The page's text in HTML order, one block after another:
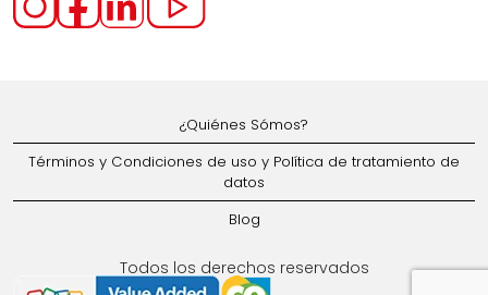
¿Quiénes Sómos?
Términos y Condiciones de uso y Política de tratamiento de
datos
Blog
Todos los derechos reservados